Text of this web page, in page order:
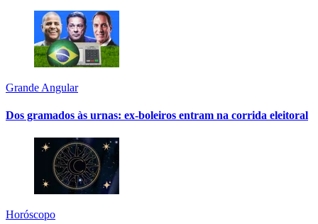
Grande Angular
Dos gramados às urnas: ex-boleiros entram na corrida eleitoral
Horóscopo